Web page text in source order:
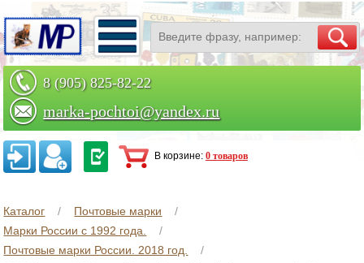
8 (905) 825-82-22
marka-pochtoi@yandex.ru
Заказать по телефону
В корзине: 0 товаров
Каталог
Почтовые марки
Марки России с 1992 года.
Почтовые марки России. 2018 год.